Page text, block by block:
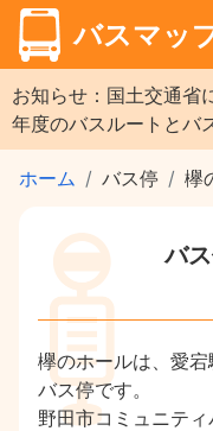
バスマッ
お知らせ：国土交通省
年度のバスルートとバ
ホーム バス停 欅
バ
欅のホールは、愛
バス停です。
野田市コミュニテ